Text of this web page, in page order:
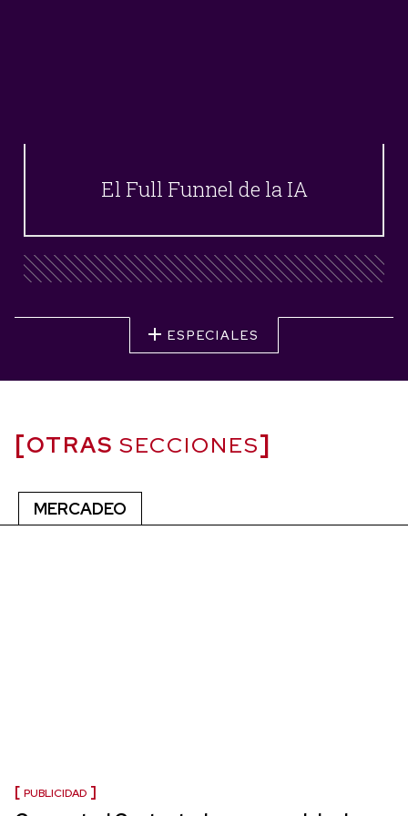
El Full Funnel de la IA
ESPECIALES
OTRAS SECCIONES
MERCADEO
PUBLICIDAD